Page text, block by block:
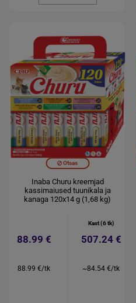
Otsas
Inaba Churu kreemjad
kassimaiused tuunikala ja
kanaga 120x14 g (1,68 kg)
88.99 €
88.99 €/tk
Kast (6 tk)
507.24 €
~84.54 €/tk